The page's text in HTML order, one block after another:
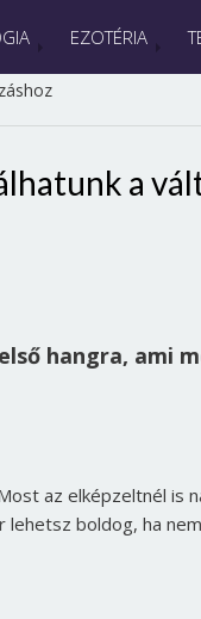
EZOTÉRIA
a
hangra, ami
az elképzeltnél is
boldog, ha